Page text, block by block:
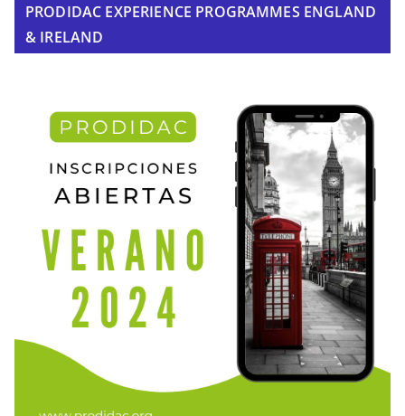
PRODIDAC EXPERIENCE PROGRAMMES ENGLAND
& IRELAND